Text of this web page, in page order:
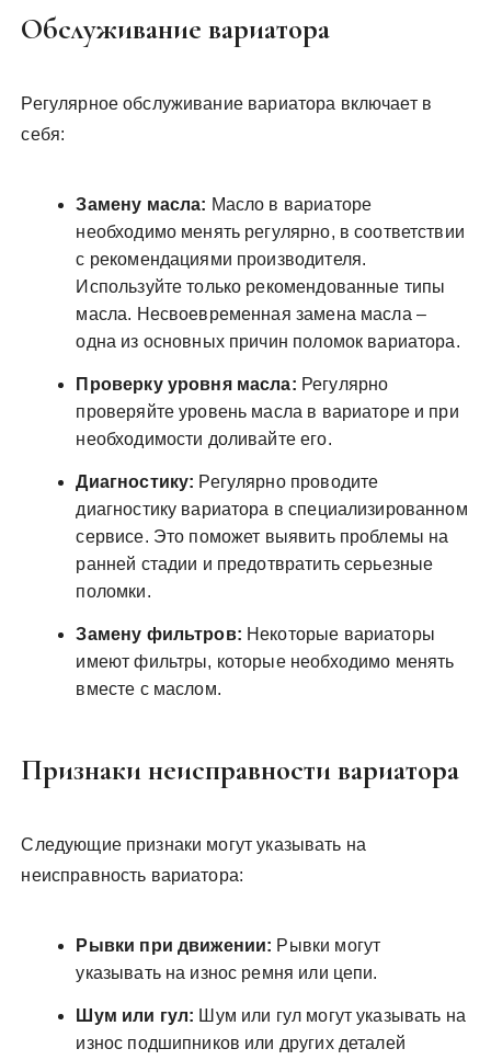
Обслуживание вариатора
Регулярное обслуживание вариатора включает в
себя:
Замену масла: Масло в вариаторе
необходимо менять регулярно, в соответствии
с рекомендациями производителя.
Используйте только рекомендованные типы
масла. Несвоевременная замена масла –
одна из основных причин поломок вариатора.
Проверку уровня масла: Регулярно
проверяйте уровень масла в вариаторе и при
необходимости доливайте его.
Диагностику: Регулярно проводите
диагностику вариатора в специализированном
сервисе. Это поможет выявить проблемы на
ранней стадии и предотвратить серьезные
поломки.
Замену фильтров: Некоторые вариаторы
имеют фильтры, которые необходимо менять
вместе с маслом.
Признаки неисправности вариатора
Следующие признаки могут указывать на
неисправность вариатора:
Рывки при движении: Рывки могут
указывать на износ ремня или цепи.
Шум или гул: Шум или гул могут указывать на
износ подшипников или других деталей